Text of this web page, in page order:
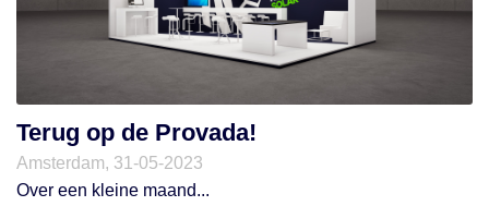
Terug op de Provada!
Amsterdam, 31-05-2023
Over een kleine maand...